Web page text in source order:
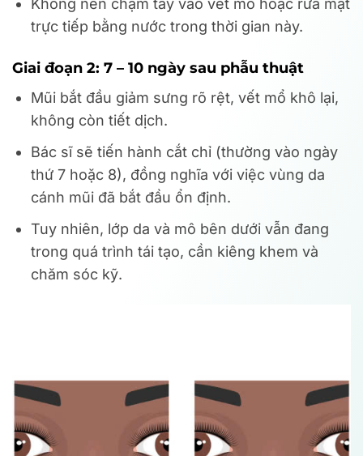
Không nên chạm tay vào vết mổ hoặc rửa mặt
trực tiếp bằng nước trong thời gian này.
Giai đoạn 2: 7 – 10 ngày sau phẫu thuật
Mũi bắt đầu giảm sưng rõ rệt, vết mổ khô lại,
không còn tiết dịch.
Bác sĩ sẽ tiến hành cắt chỉ (thường vào ngày
thứ 7 hoặc 8), đồng nghĩa với việc vùng da
cánh mũi đã bắt đầu ổn định.
Tuy nhiên, lớp da và mô bên dưới vẫn đang
trong quá trình tái tạo, cần kiêng khem và
chăm sóc kỹ.